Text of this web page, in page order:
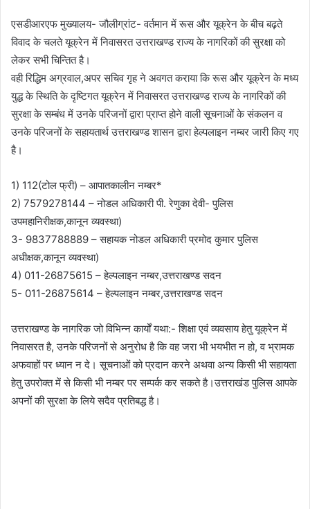
एसडीआरएफ मुख्यालय- जौलीग्रांट- वर्तमान में रूस और यूक्रेन के बीच बढ़ते
विवाद के चलते यूक्रेन में निवासरत उत्तराखण्ड राज्य के नागरिकों की सुरक्षा को
लेकर सभी चिन्तित है।
वही रिद्धिम अग्रवाल,अपर सचिव गृह ने अवगत कराया कि रूस और यूक्रेन के मध्य
युद्ध के स्थिति के दृष्टिगत यूक्रेन में निवासरत उत्तराखण्ड राज्य के नागरिकों की
सुरक्षा के सम्बंध में उनके परिजनों द्वारा प्राप्त होने वाली सूचनाओं के संकलन व
उनके परिजनों के सहायतार्थ उत्तराखण्ड शासन द्वारा हेल्पलाइन नम्बर जारी किए गए
है।
1) 112(टोल फ्री) – आपातकालीन नम्बर*
2) 7579278144 – नोडल अधिकारी पी. रेणुका देवी- पुलिस
उपमहानिरीक्षक,कानून व्यवस्था)
3- 9837788889 – सहायक नोडल अधिकारी प्रमोद कुमार पुलिस
अधीक्षक,कानून व्यवस्था)
4) 011-26875615 – हेल्पलाइन नम्बर,उत्तराखण्ड सदन
5- 011-26875614 – हेल्पलाइन नम्बर,उत्तराखण्ड सदन
उत्तराखण्ड के नागरिक जो विभिन्न कार्यों यथा:- शिक्षा एवं व्यवसाय हेतु यूक्रेन में
निवासरत है, उनके परिजनों से अनुरोध है कि वह जरा भी भयभीत न हो, व भ्रामक
अफवाहों पर ध्यान न दे। सूचनाओं को प्रदान करने अथवा अन्य किसी भी सहायता
हेतु उपरोक्त में से किसी भी नम्बर पर सम्पर्क कर सकते है।उत्तराखंड पुलिस आपके
अपनों की सुरक्षा के लिये सदैव प्रतिबद्ध है।